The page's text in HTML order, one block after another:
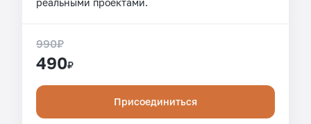
990₽
490₽
Присоединиться